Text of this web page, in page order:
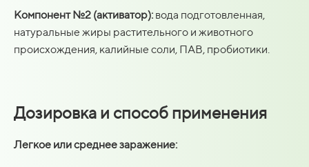
Компонент №2 (активатор): вода подготовленная,
натуральные жиры растительного и животного
происхождения, калийные соли, ПАВ, пробиотики.
Дозировка и способ применения
Легкое или среднее заражение: